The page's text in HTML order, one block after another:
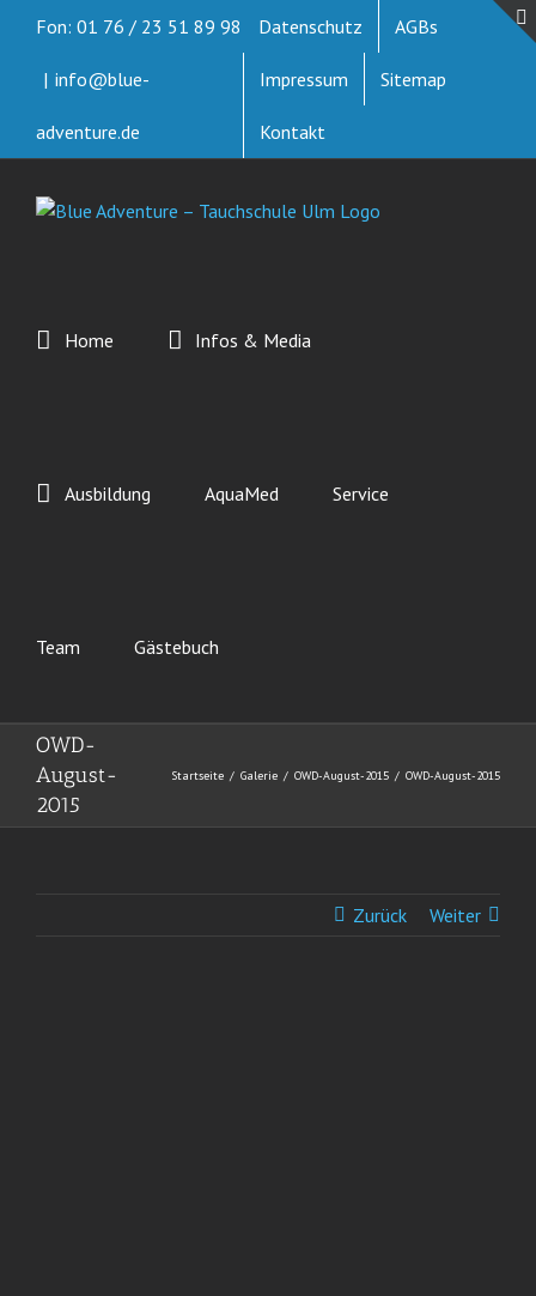
springen
Fon: 01 76 / 23 51 89 98
| info@blue-
adventure.de
Datenschutz AGBs
Impressum Sitemap
Kontakt
Home Infos & Media
Ausbildung AquaMed Service
Team Gästebuch
OWD-
August-
2015
Startseite Galerie OWD-August-2015 OWD-August-2015
Zurück Weiter